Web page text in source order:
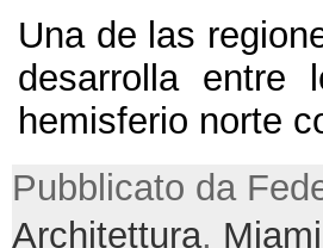
Una de las
desarrolla entre
hemisferio norte
Pubblicato da
Architettura, Miami